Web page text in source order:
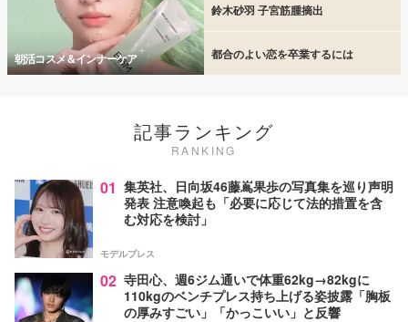
朝活コスメ＆インナーケア
鈴木砂羽 子宮筋腫摘出
都合のよい恋を卒業するには
記事ランキング
RANKING
01 集英社、日向坂46藤嶌果歩の写真集を巡り声明
発表 注意喚起も「必要に応じて法的措置を含
む対応を検討」
モデルプレス
02 寺田心、週6ジム通いで体重62kg→82kgに
110kgのベンチプレス持ち上げる姿披露「胸板
の厚みすごい」「かっこいい」と反響